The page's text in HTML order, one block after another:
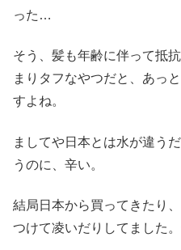
った…
そう、髪も年齢に伴って抵
まりタフなやつだと、あっ
すよね。
ましてや日本とは水が違う
うのに、辛い。
結局日本から買ってきたり
つけて凌いだりしてました。